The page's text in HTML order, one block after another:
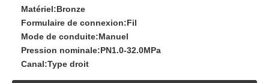
Matériel:Bronze
Formulaire de connexion:Fil
Mode de conduite:Manuel
Pression nominale:PN1.0-32.0MPa
Canal:Type droit